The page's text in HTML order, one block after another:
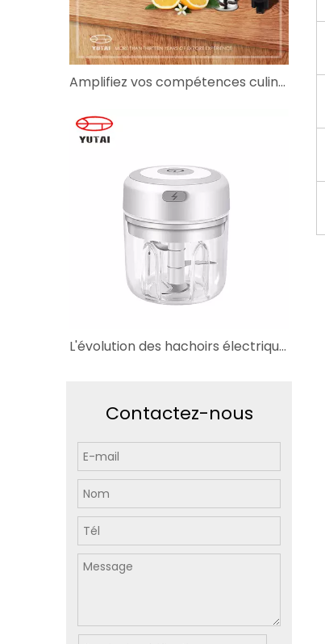
Amplifiez vos compétences culinaires avec le bon mixeur
L'évolution des hachoirs électriques et des hachoirs à viande
Contactez-nous